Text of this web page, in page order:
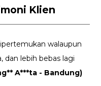
Klien
walaupun
dan lebih bebas lagi
A***ta - Bandung)